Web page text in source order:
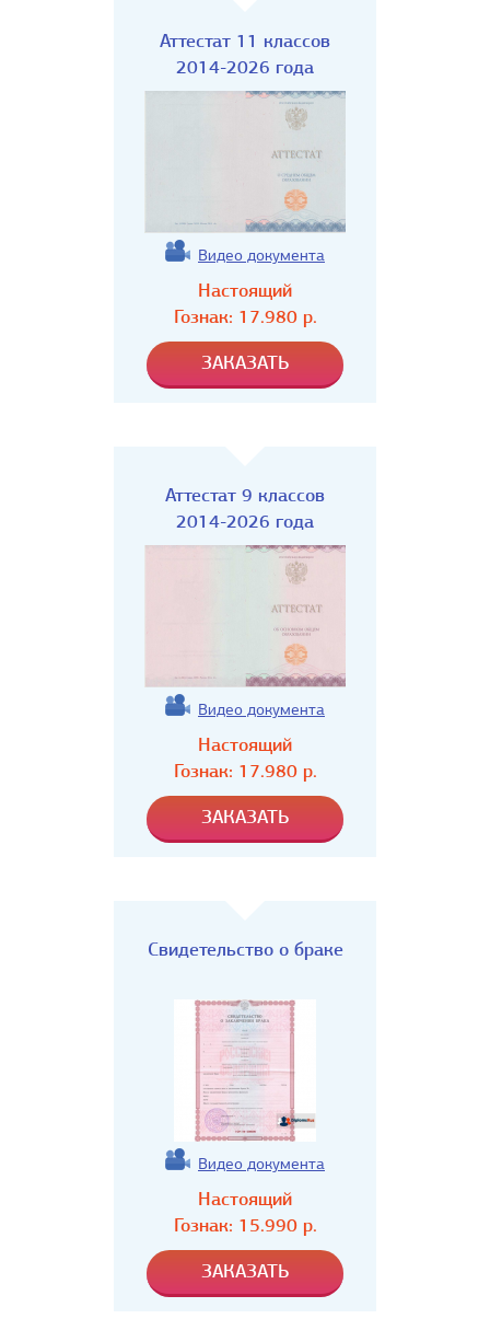
Аттестат 11 классов
2014-2026 года
Видео документа
Настоящий
Гознак: 17.980р.
Аттестат 9 классов
2014-2026 года
Видео документа
Настоящий
Гознак: 17.980р.
Свидетельство о браке
Видео документа
Настоящий
Гознак: 15.990р.